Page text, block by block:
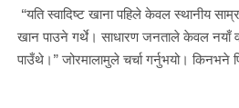
“यति स्वादिष्ट खाना पहिले केवल स्थानीय
खान पाउने गर्थे। साधारण जनताले केवल नयाँ
पाउँथे।” जोरमालामुले चर्चा गर्नुभयो। किनभने